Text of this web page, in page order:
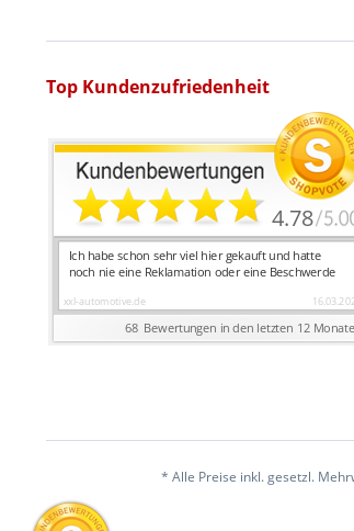
Top Kundenzufriedenheit
* Alle Preise inkl. gesetzl.